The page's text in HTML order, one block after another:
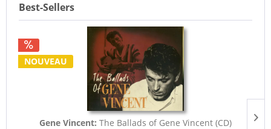
Best-Sellers
NOUVEAU
Gene Vincent: The Ballads of Gene Vincent (CD)